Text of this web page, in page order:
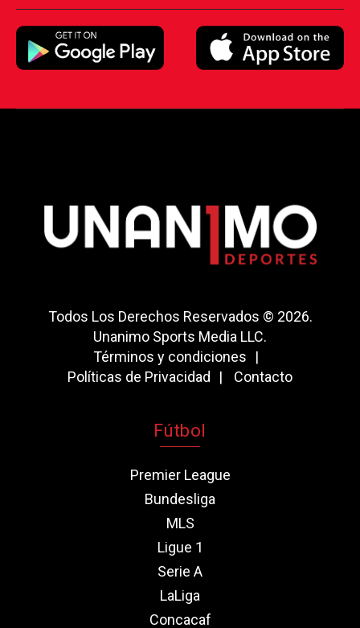
Todos Los Derechos Reservados © 2026.
Unanimo Sports Media LLC.
Términos y condiciones
Políticas de Privacidad
Contacto
Fútbol
Premier League
Bundesliga
MLS
Ligue 1
Serie A
LaLiga
Concacaf